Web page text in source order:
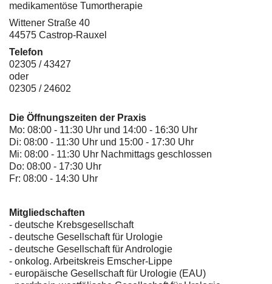
medikamentöse Tumortherapie
Wittener Straße 40
44575 Castrop-Rauxel
Telefon
02305 / 43427
oder
02305 / 24602
Die Öffnungszeiten der Praxis
Mo: 08:00 - 11:30 Uhr und 14:00 - 16:30 Uhr
Di: 08:00 - 11:30 Uhr und 15:00 - 17:30 Uhr
Mi: 08:00 - 11:30 Uhr Nachmittags geschlossen
Do: 08:00 - 17:30 Uhr
Fr: 08:00 - 14:30 Uhr
Mitgliedschaften
- deutsche Krebsgesellschaft
- deutsche Gesellschaft für Urologie
- deutsche Gesellschaft für Andrologie
- onkolog. Arbeitskreis Emscher-Lippe
- europäische Gesellschaft für Urologie (EAU)